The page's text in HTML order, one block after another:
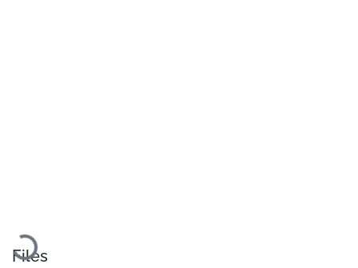
Loading...
Files